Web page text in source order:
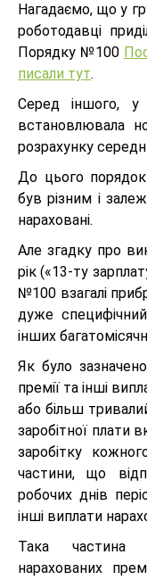
Нагадаємо, що у
роботодавці
Порядку №100
писали тут.
Серед іншого, у
встановлювала
розрахунку
До цього
був різним і
нараховані.
Але згадку про
рік («13-ту
№100 взагалі
дуже
інших
Як було
премії та інші
або більш
заробітної
заробітку
частини, що
робочих днів
інші виплати
Така частина
нарахованих